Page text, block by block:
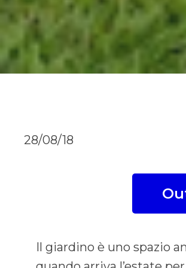
28/08/18
Il giardino è uno spazio